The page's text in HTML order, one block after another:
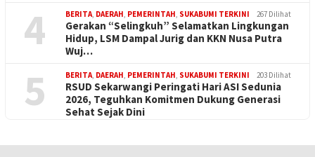
4 BERITA, DAERAH, PEMERINTAH, SUKABUMI TERKINI 267 Dilihat
Gerakan “Selingkuh” Selamatkan Lingkungan
Hidup, LSM Dampal Jurig dan KKN Nusa Putra
Wuj…
5 BERITA, DAERAH, PEMERINTAH, SUKABUMI TERKINI 203 Dilihat
RSUD Sekarwangi Peringati Hari ASI Sedunia
2026, Teguhkan Komitmen Dukung Generasi
Sehat Sejak Dini